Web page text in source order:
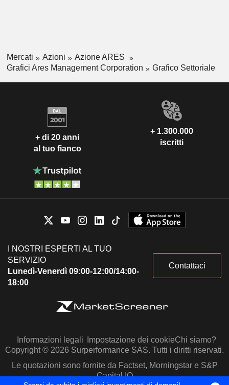
Mercati Azioni
Azione ARES
Grafici Ares Management Corporation
Grafico Settoriale
+ di 20 anni
al tuo fianco
+ 1.300.000
iscritti
I NOSTRI ESPERTI AL TUO
SERVIZIO
Lunedì-Venerdì 09:00-12:00/14:00-
18:00
Contattaci
Informazioni legali Impostazione dei cookieChi siamo?
Copyright © 2026 Surperformance SAS. Tutti i diritti riservati.
Le quotazioni sono fornite da Factset, Morningstar e S&P
Capital IQ